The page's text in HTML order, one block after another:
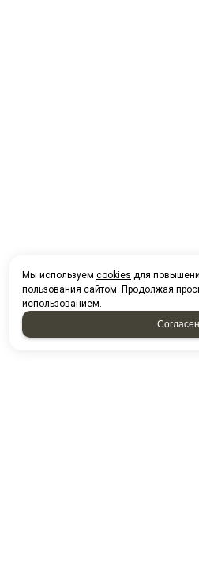
Мы используем cookies для
пользования сайтом. Продолжая
использованием.
Согласен